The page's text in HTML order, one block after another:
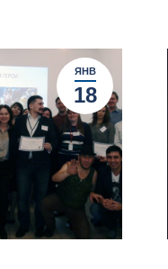
ЯНВ
18